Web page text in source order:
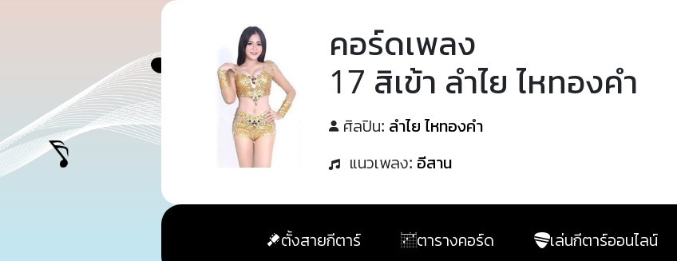
คอร์ดเพลง
17 สิเข้า ลำไย ไหทองคำ
ศิลปิน: ลำไย ไหทองคำ
แนวเพลง: อีสาน
ตั้งสายกีตาร์ ตารางคอร์ด เล่นกีตาร์ออนไลน์